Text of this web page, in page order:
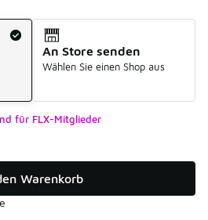
An Store senden
Wählen Sie einen Shop aus
für FLX-Mitglieder
Warenkorb